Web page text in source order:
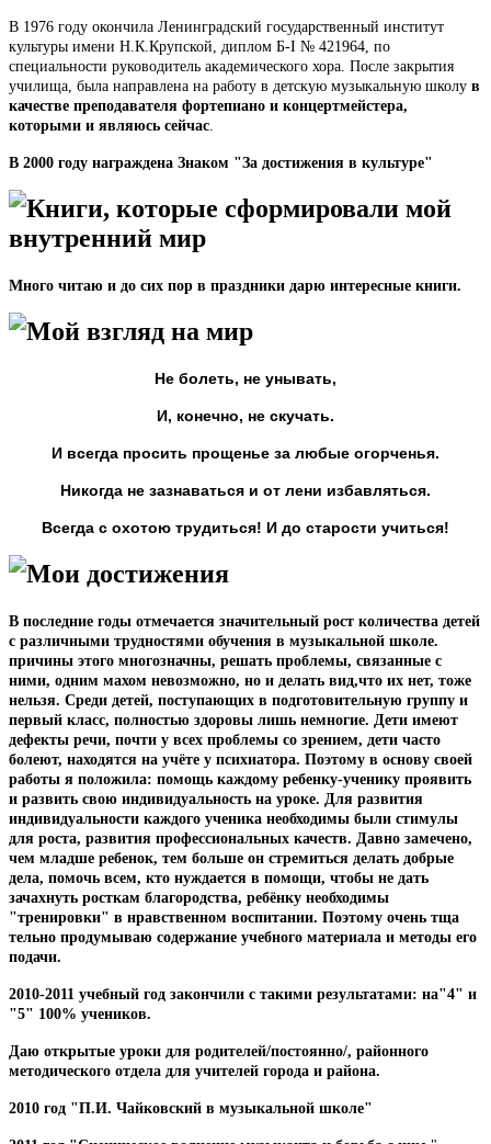
В 1976 году окончила Ленинградский государственный институт
культуры имени Н.К.Крупской, диплом Б-I № 421964, по
специальности руководитель академического хора. После закрытия
училища, была направлена на работу в детскую музыкальную школу в
качестве преподавателя фортепиано и концертмейстера,
которыми и являюсь сейчас.
В 2000 году награждена Знаком "За достижения в культуре"
Книги, которые сформировали мой
внутренний мир
Много читаю и до сих пор в праздники дарю интересные книги.
Мой взгляд на мир
Не болеть, не унывать,
И, конечно, не скучать.
И всегда просить прощенье за любые огорченья.
Никогда не зазнаваться и от лени избавляться.
Всегда с охотою трудиться! И до старости учиться!
Мои достижения
В последние годы отмечается значительный рост количества детей
с различными трудностями обучения в музыкальной школе.
причины этого многозначны, решать проблемы, связанные с
ними, одним махом невозможно, но и делать вид,что их нет, тоже
нельзя. Среди детей, поступающих в подготовительную группу и
первый класс, полностью здоровы лишь немногие. Дети имеют
дефекты речи, почти у всех проблемы со зрением, дети часто
болеют, находятся на учёте у психиатора. Поэтому в основу своей
работы я положила: помощь каждому ребенку-ученику проявить
и развить свою индивидуальность на уроке. Для развития
индивидуальности каждого ученика необходимы были стимулы
для роста, развития профессиональных качеств. Давно замечено,
чем младше ребенок, тем больше он стремиться делать добрые
дела, помочь всем, кто нуждается в помощи, чтобы не дать
зачахнуть росткам благородства, ребёнку необходимы
"тренировки" в нравственном воспитании. Поэтому очень тща
тельно продумываю содержание учебного материала и методы его
подачи.
2010-2011 учебный год закончили с такими результатами: на"4" и
"5" 100% учеников.
Даю открытые уроки для родителей/постоянно/, районного
методического отдела для учителей города и района.
2010 год "П.И. Чайковский в музыкальной школе"